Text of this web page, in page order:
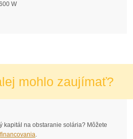
W
mohlo zaujímať?
kapitál na obstaranie solária? Môžete
financovania.